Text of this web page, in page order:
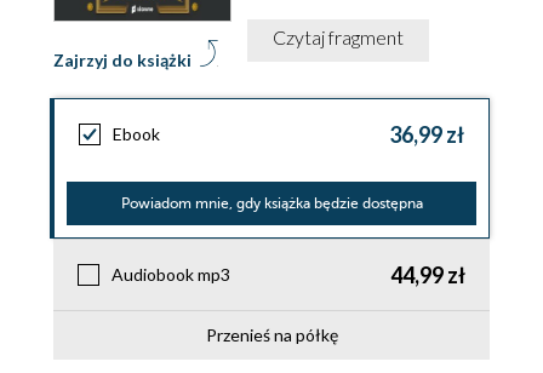
Zajrzyj do książki
Czytaj fragment
Ebook 36,99 zł
Powiadom mnie, gdy książka będzie dostępna
Audiobook mp3 44,99 zł
Przenieś na półkę